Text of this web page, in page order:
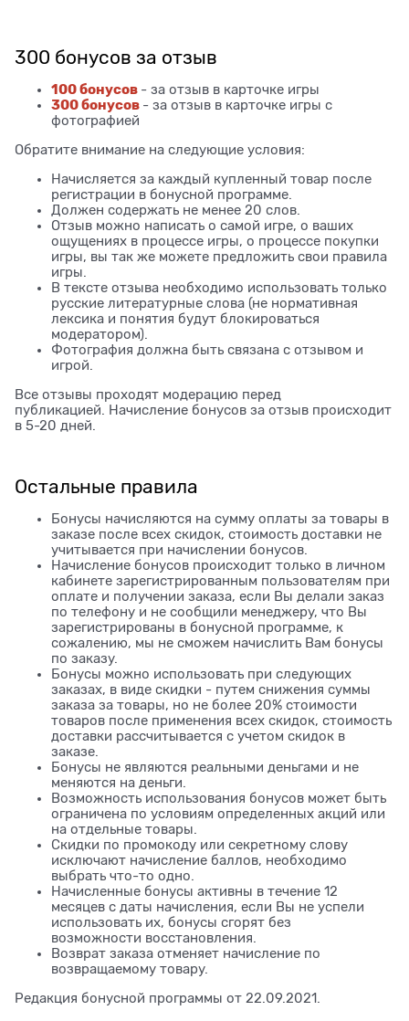
300 бонусов за отзыв
100 бонусов - за отзыв в карточке игры
300 бонусов - за отзыв в карточке игры с
фотографией
Обратите внимание на следующие условия:
Начисляется за каждый купленный товар после
регистрации в бонусной программе.
Должен содержать не менее 20 слов.
Отзыв можно написать о самой игре, о ваших
ощущениях в процессе игры, о процессе покупки
игры, вы так же можете предложить свои правила
игры.
В тексте отзыва необходимо использовать только
русские литературные слова (не нормативная
лексика и понятия будут блокироваться
модератором).
Фотография должна быть связана с отзывом и
игрой.
Все отзывы проходят модерацию перед
публикацией. Начисление бонусов за отзыв происходит
в 5-20 дней.
Остальные правила
Бонусы начисляются на сумму оплаты за товары в
заказе после всех скидок, стоимость доставки не
учитывается при начислении бонусов.
Начисление бонусов происходит только в личном
кабинете зарегистрированным пользователям при
оплате и получении заказа, если Вы делали заказ
по телефону и не сообщили менеджеру, что Вы
зарегистрированы в бонусной программе, к
сожалению, мы не сможем начислить Вам бонусы
по заказу.
Бонусы можно использовать при следующих
заказах, в виде скидки - путем снижения суммы
заказа за товары, но не более 20% стоимости
товаров после применения всех скидок, стоимость
доставки рассчитывается с учетом скидок в
заказе.
Бонусы не являются реальными деньгами и не
меняются на деньги.
Возможность использования бонусов может быть
ограничена по условиям определенных акций или
на отдельные товары.
Скидки по промокоду или секретному слову
исключают начисление баллов, необходимо
выбрать что-то одно.
Начисленные бонусы активны в течение 12
месяцев с даты начисления, если Вы не успели
использовать их, бонусы сгорят без
возможности восстановления.
Возврат заказа отменяет начисление по
возвращаемому товару.
Редакция бонусной программы от 22.09.2021.